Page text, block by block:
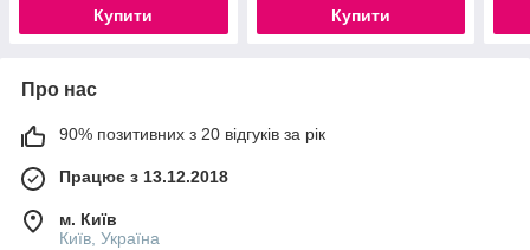
Купити Купити
Про нас
90% позитивних з 20 відгуків за рік
Працює з 13.12.2018
м. Київ
Київ, Україна